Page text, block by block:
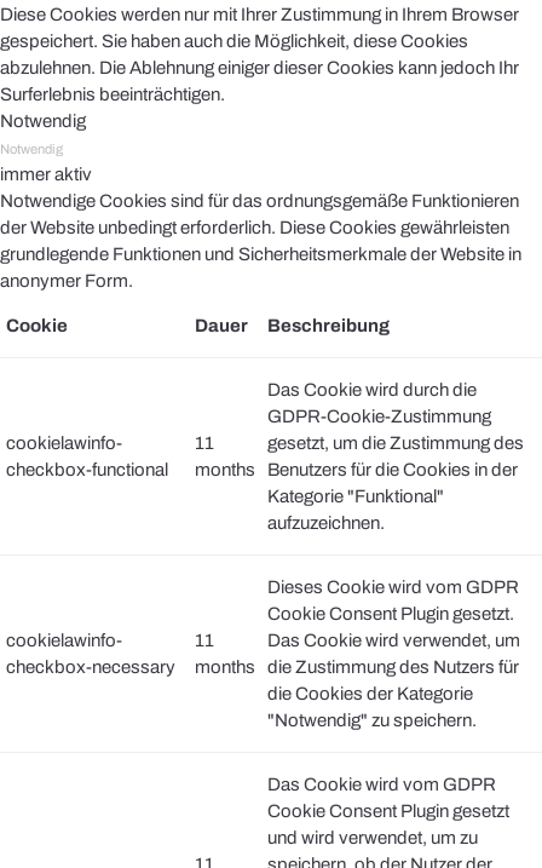
Diese Cookies werden nur mit Ihrer Zustimmung in Ihrem Browser
gespeichert. Sie haben auch die Möglichkeit, diese Cookies
abzulehnen. Die Ablehnung einiger dieser Cookies kann jedoch Ihr
Surferlebnis beeinträchtigen.
Notwendig
Notwendig
immer aktiv
Notwendige Cookies sind für das ordnungsgemäße Funktionieren
der Website unbedingt erforderlich. Diese Cookies gewährleisten
grundlegende Funktionen und Sicherheitsmerkmale der Website in
anonymer Form.
Cookie Dauer Beschreibung
cookielawinfo-
checkbox-functional
11
months
Das Cookie wird durch die
GDPR-Cookie-Zustimmung
gesetzt, um die Zustimmung des
Benutzers für die Cookies in der
Kategorie "Funktional"
aufzuzeichnen.
cookielawinfo-
checkbox-necessary
11
months
Dieses Cookie wird vom GDPR
Cookie Consent Plugin gesetzt.
Das Cookie wird verwendet, um
die Zustimmung des Nutzers für
die Cookies der Kategorie
"Notwendig" zu speichern.
Das Cookie wird vom GDPR
Cookie Consent Plugin gesetzt
und wird verwendet, um zu